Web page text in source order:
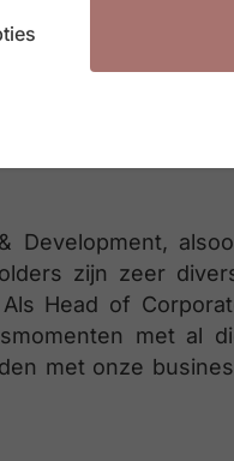
opleiding en ervaring
met die diversiteit
die
staff en HRBP’s
Ons Talent
Development,
zijn zeer
Head of
met al
met onze